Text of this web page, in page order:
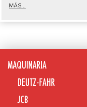
MÁS...
MAQUINARIA
DEUTZ-FAHR
JCB